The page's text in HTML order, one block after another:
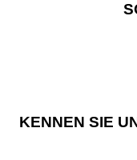
KENNEN SIE